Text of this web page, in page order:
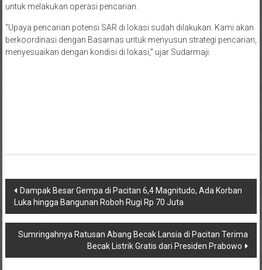
untuk melakukan operasi pencarian.
“Upaya pencarian potensi SAR di lokasi sudah dilakukan. Kami akan
berkoordinasi dengan Basarnas untuk menyusun strategi pencarian,
menyesuaikan dengan kondisi di lokasi,” ujar Sudarmaji.
Navigasi
pos
Dampak Besar Gempa di Pacitan 6,4 Magnitudo, Ada Korban
Luka hingga Bangunan Roboh Rugi Rp 70 Juta
Sumringahnya Ratusan Abang Becak Lansia di Pacitan Terima
Becak Listrik Gratis dari Presiden Prabowo